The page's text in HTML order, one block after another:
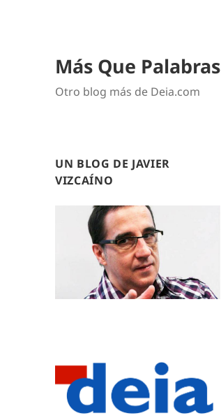
Más Que Palabras
Otro blog más de Deia.com
UN BLOG DE JAVIER
VIZCAÍNO